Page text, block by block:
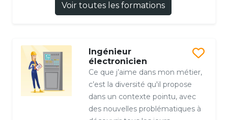
Voir toutes les formations
Ingénieur
électronicien
Ce que j’aime dans mon métier,
c’est la diversité qu'il propose
dans un contexte pointu, avec
des nouvelles problématiques à